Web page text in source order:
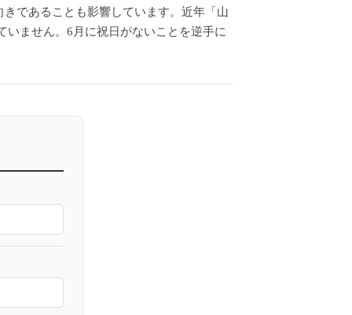
であることも影響しています。近年「山
ません。6月に祝日がないことを逆手に